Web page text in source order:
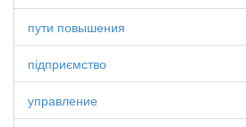
пути повышения
підприємство
управление